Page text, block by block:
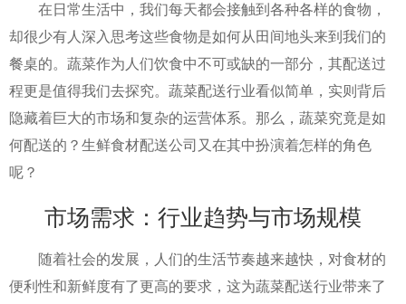
在日常生活中，我们每天都会接触到各种各样的食物，
却很少有人深入思考这些食物是如何从田间地头来到我们的
餐桌的。蔬菜作为人们饮食中不可或缺的一部分，其配送过
程更是值得我们去探究。蔬菜配送行业看似简单，实则背后
隐藏着巨大的市场和复杂的运营体系。那么，蔬菜究竟是如
何配送的？生鲜食材配送公司又在其中扮演着怎样的角色
呢？
市场需求：行业趋势与市场规模
随着社会的发展，人们的生活节奏越来越快，对食材的
便利性和新鲜度有了更高的要求，这为蔬菜配送行业带来了